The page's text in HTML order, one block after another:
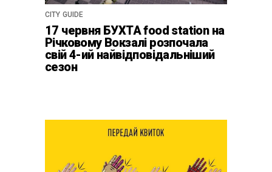
CITY GUIDE
17 червня БУХТА food station на
Річковому Вокзалі розпочала
свій 4-ий найвідповідальніший
сезон